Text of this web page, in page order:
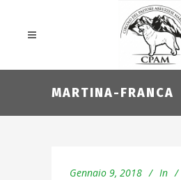
MARTINA-FRANCA
Gennaio 9, 2018 In